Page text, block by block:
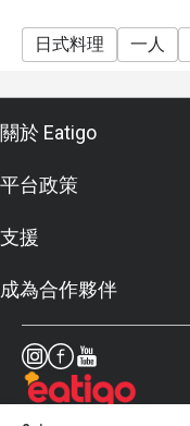
日式料理 一人
關於 Eatigo
平台政策
支援
成為合作夥伴